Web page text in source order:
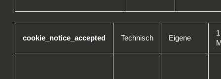
cookie_notice_accepted Technisch Eigene
1